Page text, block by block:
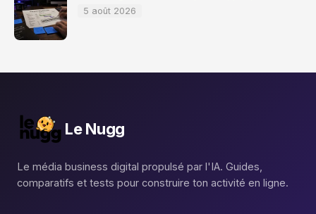
5 août 2026
Le Nugg
Le média business digital propulsé par l'IA. Guides,
comparatifs et tests pour construire ton activité en ligne.